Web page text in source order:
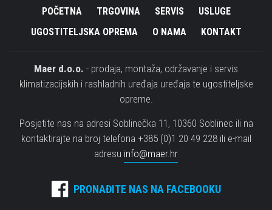
POČETNA TRGOVINA SERVIS
USLUGE
UGOSTITELJSKA OPREMA
O NAMA KONTAKT
Maer d.o.o. - prodaja, montaža, održavanje i servis
klimatizacijskih i rashladnih uređaja uređaja te ugostiteljske
opreme.
Posjetite nas na adresi Soblinečka 11, 10360 Soblinec ili na
kontaktirajte na broj telefona +385 (0)1 20 49 228 ili e-mail
adresu info@maer.hr
PRONAĐITE NAS NA FACEBOOKU